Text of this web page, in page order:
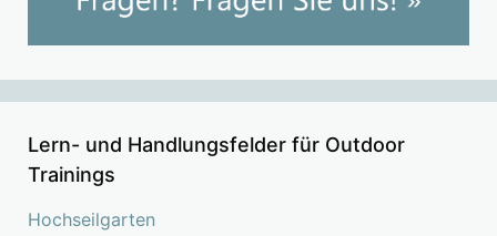
Lern- und Handlungsfelder für Outdoor
Trainings
Hochseilgarten